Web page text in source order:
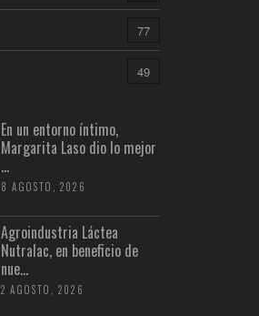
77
49
En un entorno íntimo,
Margarita Laso dio lo mejor
...
8 AGOSTO, 2026
Agroindustria Láctea
Nutralac, en beneficio de
nue...
2 AGOSTO, 2026